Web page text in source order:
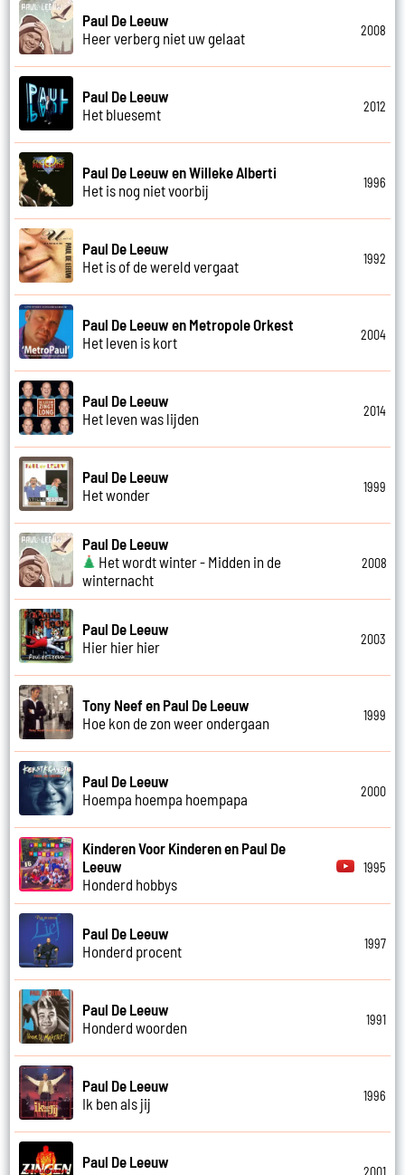
Paul De Leeuw
Heer verberg niet uw gelaat
2008
Paul De Leeuw
Het bluesemt
2012
Paul De Leeuw en Willeke Alberti
Het is nog niet voorbij
1996
Paul De Leeuw
Het is of de wereld vergaat
1992
Paul De Leeuw en Metropole Orkest
Het leven is kort
2004
Paul De Leeuw
Het leven was lijden
2014
Paul De Leeuw
Het wonder
1999
Paul De Leeuw
Het wordt winter - Midden in de
winternacht
2008
Paul De Leeuw
Hier hier hier
2003
Tony Neef en Paul De Leeuw
Hoe kon de zon weer ondergaan
1999
Paul De Leeuw
Hoempa hoempa hoempapa
2000
Kinderen Voor Kinderen en Paul De
Leeuw
Honderd hobbys
1995
Paul De Leeuw
Honderd procent
1997
Paul De Leeuw
Honderd woorden
1991
Paul De Leeuw
Ik ben als jij
1996
Paul De Leeuw
2001